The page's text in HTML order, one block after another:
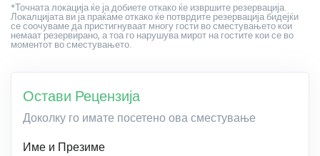
*Точната локација ќе ја добиете откако ќе извршите резервација.
Локалцијата ви ја праќаме откако ќе потврдите резервација бидејќи
се соочуваме да пристигнуваат многу гости во сместувањето кои
немаат резервирано, а тоа го нарушува мирот на гостите кои се во
моментот во сместувањето.
Остави Рецензија
Доколку го имате посетено ова сместување
Име и Презиме